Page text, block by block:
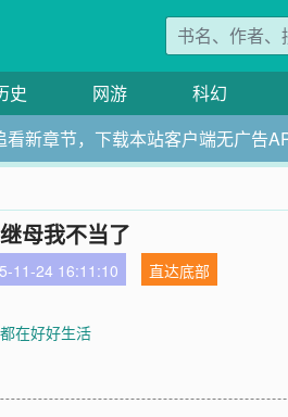
史 网游 科幻
看新章节，下载本站客户端无广告
母我不当了
11-24 16:11:10
直达底部
在好好生活